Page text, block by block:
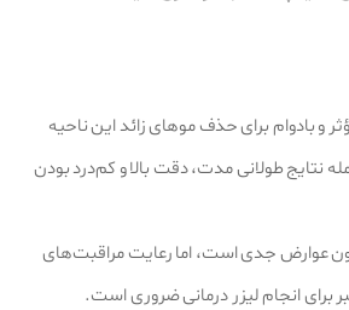
بادوام برای حذف موهای زائد این ناحیه
نتایج طولانی‌ مدت، دقت بالا و کم‌درد بودن
عوارض جدی است، اما رعایت مراقبت‌های
برای انجام لیزر درمانی ضروری است.